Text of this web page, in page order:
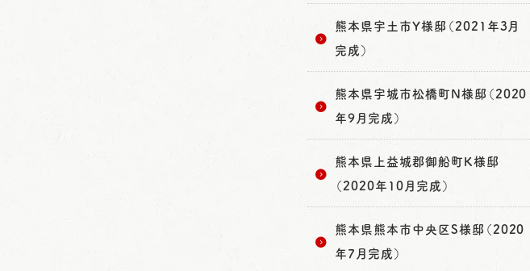
熊本県宇土市Y様邸（2021年3月
完成）
熊本県宇城市松橋町N様邸（2020
年9月完成）
熊本県上益城郡御船町K様邸
（2020年10月完成）
熊本県熊本市中央区S様邸（2020
年7月完成）